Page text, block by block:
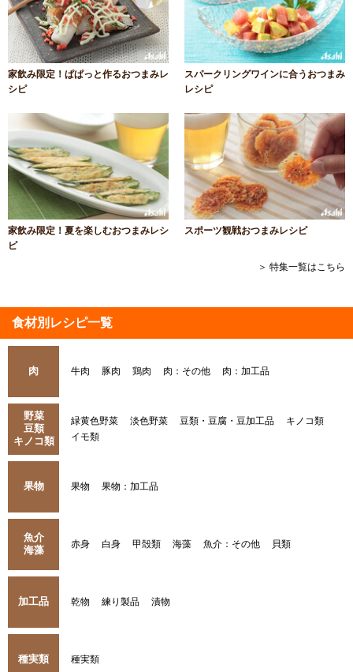
家飲み限定！ぱぱっと作るおつまみレ
シピ
スパークリングワインに合うおつまみ
レシピ
家飲み限定！夏を楽しむおつまみレシ
ピ
スポーツ観戦おつまみレシピ
＞ 特集一覧はこちら
食材別レシピ一覧
肉 牛肉 豚肉 鶏肉 肉：その他 肉：加工品
野菜
豆類
キノコ類
緑黄色野菜 淡色野菜 豆類・豆腐・豆加工品
キノコ類
イモ類
果物 果物 果物：加工品
魚介
海藻
赤身 白身 甲殻類 海藻 魚介：その他 貝類
加工品 乾物 練り製品 漬物
種実類 種実類